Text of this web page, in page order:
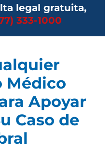
legal gratuita,
333-1000
Médico
Apoyar
Caso de